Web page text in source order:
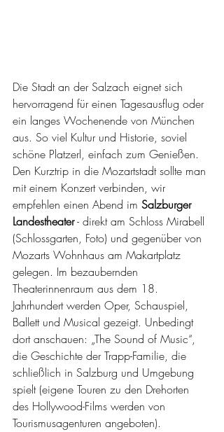
Die Stadt an der Salzach eignet sich
hervorragend für einen Tagesausflug oder
ein langes Wochenende von München
aus. So viel Kultur und Historie, soviel
schöne Platzerl, einfach zum Genießen.
Den Kurztrip in die Mozartstadt sollte man
mit einem Konzert verbinden, wir
empfehlen einen Abend im Salzburger
Landestheater - direkt am Schloss Mirabell
(Schlossgarten, Foto) und gegenüber von
Mozarts Wohnhaus am Makartplatz
gelegen. Im bezaubernden
Theaterinnenraum aus dem 18.
Jahrhundert werden Oper, Schauspiel,
Ballett und Musical gezeigt. Unbedingt
dort anschauen: „The Sound of Music“,
die Geschichte der Trapp-Familie, die
schließlich in Salzburg und Umgebung
spielt (eigene Touren zu den Drehorten
des Hollywood-Films werden von
Tourismusagenturen angeboten).